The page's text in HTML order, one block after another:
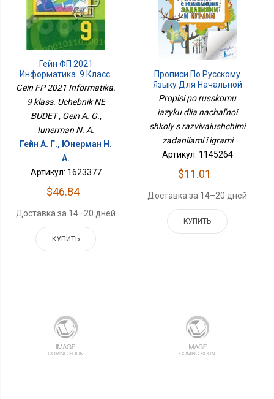
Гейн ФП 2021
Информатика. 9 Класс.
Учебник НЕ БУДЕТ
Gein FP 2021 Informatika.
9 klass. Uchebnik NE
BUDET , Gein A. G.,
Iunerman N. A.
Гейн А. Г., Юнерман Н.
А.
Артикул: 1623377
$46.84
Доставка за 14–20 дней
КУПИТЬ
Прописи По Русскому
Языку Для Начальной
Школы С
Развивающими
Заданиями И Играми
Propisi po russkomu
iazyku dlia nachal'noi
shkoly s razvivaiushchimi
zadaniiami i igrami
Артикул: 1145264
$11.01
Доставка за 14–20 дней
КУПИТЬ